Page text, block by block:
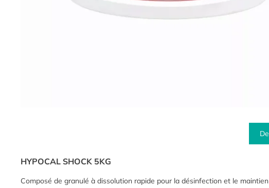
HYPOCAL SHOCK 5KG
Composé de granulé à dissolution rapide pour la désinfection et le